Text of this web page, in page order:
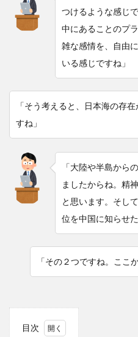
つけるような感じ
中にあることのプ
雑な感情を、自由
いる感じですね」
「そう考えると、日本海の存
すね」
「大陸や半島から
ましたからね。精
と思います。そし
位を中国に知らせ
「その２つですね。ここ
目次